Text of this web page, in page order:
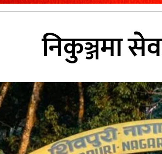
निकुञ्जमा